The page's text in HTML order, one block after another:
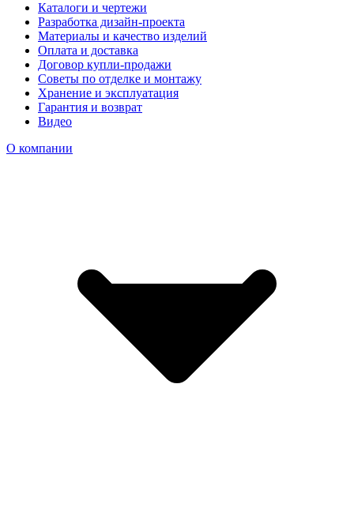
Каталоги и чертежи
Разработка дизайн-проекта
Материалы и качество изделий
Оплата и доставка
Договор купли-продажи
Советы по отделке и монтажу
Хранение и эксплуатация
Гарантия и возврат
Видео
О компании